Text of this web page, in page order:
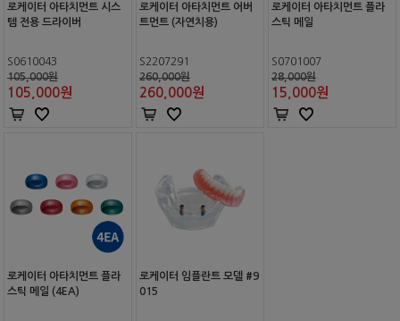
로케이터 아타치먼트 시스
템 전용 드라이버
S0610043
105,000원
105,000원
로케이터 아타치먼트 어버
트먼트 (자연치용)
S2207291
260,000원
260,000원
로케이터 아타치먼트 플라
스틱 메일
S0701007
28,000원
15,000원
로케이터 아타치먼트 플라
스틱 메일 (4EA)
로케이터 임플란트 모델 #9
015